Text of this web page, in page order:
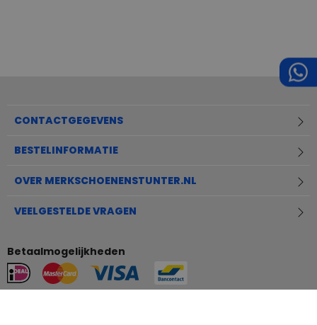
CONTACTGEGEVENS
BESTELINFORMATIE
OVER MERKSCHOENENSTUNTER.NL
VEELGESTELDE VRAGEN
Betaalmogelijkheden